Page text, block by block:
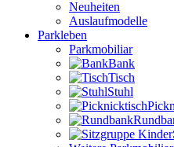
Neuheiten
Auslaufmodelle
Parkleben
Parkmobiliar
Bank
Tisch
Stuhl